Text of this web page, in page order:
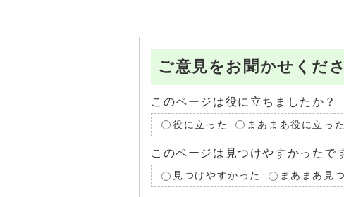
ご意見をお聞かせくだ
このページは役に立ちましたか？
役に立った まあまあ役に立った
このページは見つけやすかったで
見つけやすかった まあまあ見